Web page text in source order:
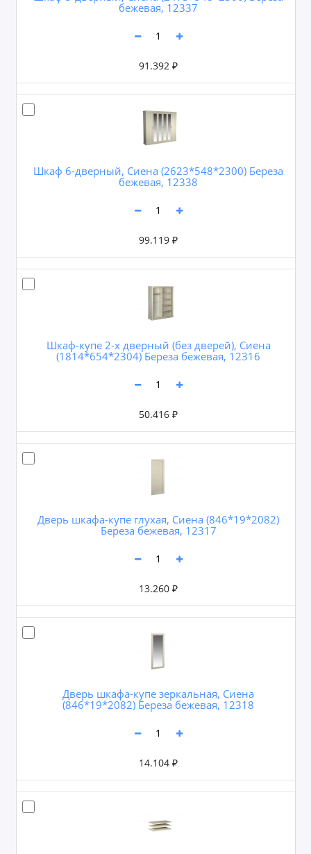
бежевая, 12337
91.392 ₽
Шкаф 6-дверный, Сиена (2623*548*2300) Береза
бежевая, 12338
99.119 ₽
Шкаф-купе 2-х дверный (без дверей), Сиена
(1814*654*2304) Береза бежевая, 12316
50.416 ₽
Дверь шкафа-купе глухая, Сиена (846*19*2082)
Береза бежевая, 12317
13.260 ₽
Дверь шкафа-купе зеркальная, Сиена
(846*19*2082) Береза бежевая, 12318
14.104 ₽